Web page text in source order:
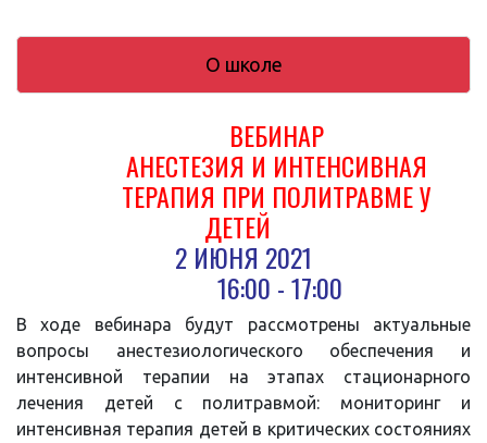
О школе
ВЕБИНАР
АНЕСТЕЗИЯ И ИНТЕНСИВНАЯ
ТЕРАПИЯ ПРИ ПОЛИТРАВМЕ У
ДЕТЕЙ
2 ИЮНЯ 2021
16:00 - 17:00
В ходе вебинара будут рассмотрены актуальные
вопросы анестезиологического обеспечения и
интенсивной терапии на этапах стационарного
лечения детей с политравмой: мониторинг и
интенсивная терапия детей в критических состояниях